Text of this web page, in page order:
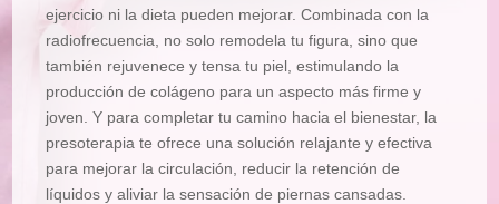
ejercicio ni la dieta pueden mejorar. Combinada con la
radiofrecuencia, no solo remodela tu figura, sino que
también rejuvenece y tensa tu piel, estimulando la
producción de colágeno para un aspecto más firme y
joven. Y para completar tu camino hacia el bienestar, la
presoterapia te ofrece una solución relajante y efectiva
para mejorar la circulación, reducir la retención de
líquidos y aliviar la sensación de piernas cansadas.